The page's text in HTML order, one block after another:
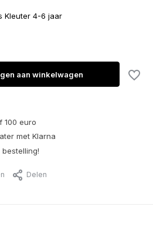
Kleuter 4-6 jaar
aan winkelwagen
100 euro
met Klarna
Delen